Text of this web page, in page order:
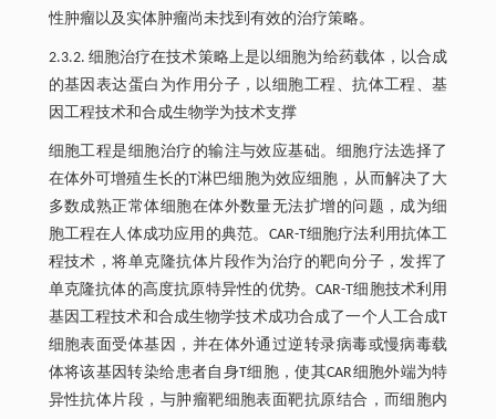
性肿瘤以及实体肿瘤尚未找到有效的治疗策略。
2.3.2. 细胞治疗在技术策略上是以细胞为给药载体，以合成
的基因表达蛋白为作用分子，以细胞工程、抗体工程、基
因工程技术和合成生物学为技术支撑
细胞工程是细胞治疗的输注与效应基础。细胞疗法选择了
在体外可增殖生长的T淋巴细胞为效应细胞，从而解决了大
多数成熟正常体细胞在体外数量无法扩增的问题，成为细
胞工程在人体成功应用的典范。CAR-T细胞疗法利用抗体工
程技术，将单克隆抗体片段作为治疗的靶向分子，发挥了
单克隆抗体的高度抗原特异性的优势。CAR-T细胞技术利用
基因工程技术和合成生物学技术成功合成了一个人工合成T
细胞表面受体基因，并在体外通过逆转录病毒或慢病毒载
体将该基因转染给患者自身T细胞，使其CAR细胞外端为特
异性抗体片段，与肿瘤靶细胞表面靶抗原结合，而细胞内